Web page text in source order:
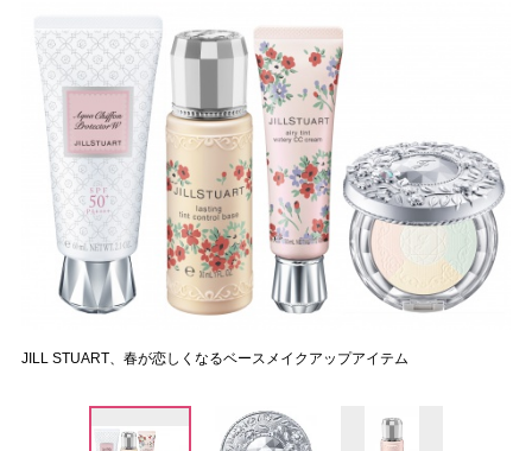
JILL STUART、春が恋しくなるベースメイクアップアイテム